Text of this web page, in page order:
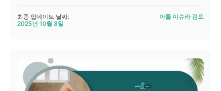
최종 업데이트 날짜:
2025년 10월 8일
아툴 미슈라 검토